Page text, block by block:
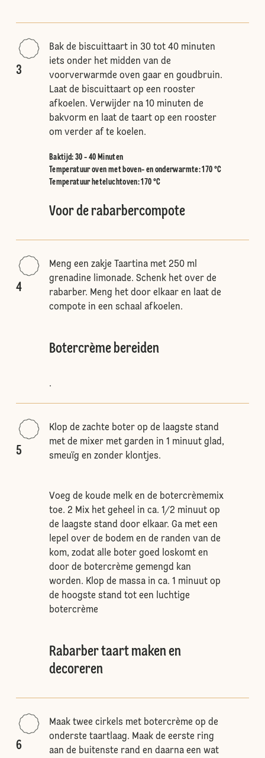
3
Bak de biscuittaart in 30 tot 40 minuten
iets onder het midden van de
voorverwarmde oven gaar en goudbruin.
Laat de biscuittaart op een rooster
afkoelen. Verwijder na 10 minuten de
bakvorm en laat de taart op een rooster
om verder af te koelen.
Baktijd: 30 - 40 Minuten
Temperatuur oven met boven- en onderwarmte:170 °C
Temperatuur heteluchtoven:170 °C
Voor de rabarbercompote
4
Meng een zakje Taartina met 250 ml
grenadine limonade. Schenk het over de
rabarber. Meng het door elkaar en laat de
compote in een schaal afkoelen.
Botercrème bereiden
.
5
Klop de zachte boter op de laagste stand
met de mixer met garden in 1 minuut glad,
smeuïg en zonder klontjes.
Voeg de koude melk en de botercrèmemix
toe. 2 Mix het geheel in ca. 1/2 minuut op
de laagste stand door elkaar. Ga met een
lepel over de bodem en de randen van de
kom, zodat alle boter goed loskomt en
door de botercrème gemengd kan
worden. Klop de massa in ca. 1 minuut op
de hoogste stand tot een luchtige
botercrème
Rabarber taart maken en
decoreren
6
Maak twee cirkels met botercrème op de
onderste taartlaag. Maak de eerste ring
aan de buitenste rand en daarna een wat